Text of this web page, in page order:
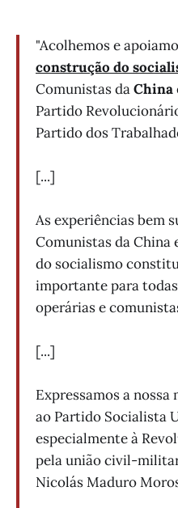
"Acolhemos e
construção do
Comunistas daChina
Partido
Partido dos
[...]
As experiências bem
Comunistas da China
do socialismo
importante para
operárias e
[...]
Expressamos a
ao Partido Socialista
especialmente à
pela união civil-
Nicolás Maduro